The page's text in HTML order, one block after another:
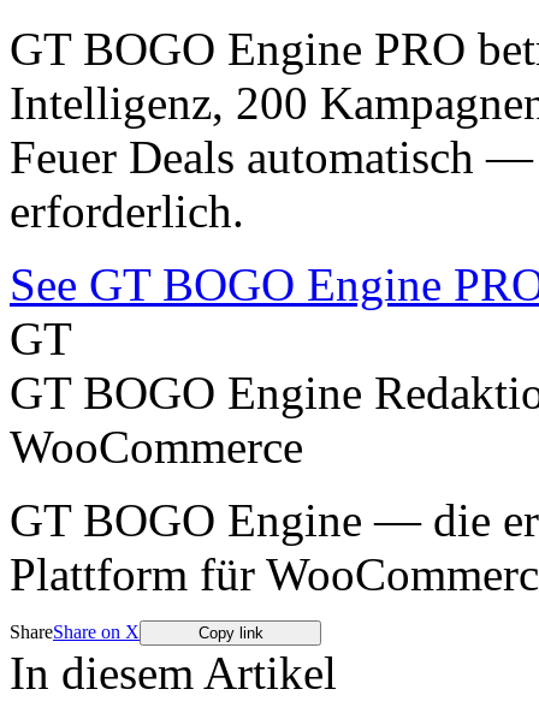
GT BOGO Engine PRO
Intelligenz, 200
Feuer Deals automatisch
erforderlich.
See GT BOGO Engine
GT
GT BOGO Engine
WooCommerce
GT BOGO Engine — die
Plattform für
ShareShare on X Copy link
In diesem Artikel